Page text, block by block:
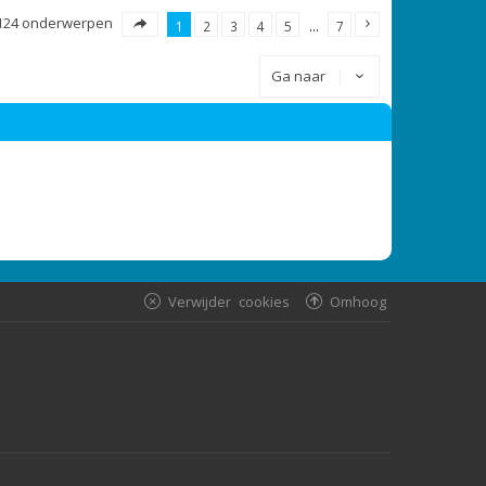
onderwerpen 1 2 3 4 5 … 7
Ga naar
Omhoog
Verwijder cookies